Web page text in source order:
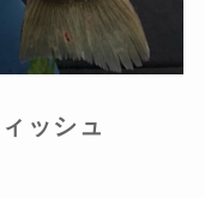
ッシュ